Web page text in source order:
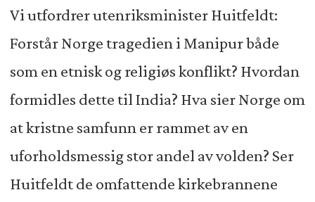
Vi utfordrer utenriksminister Huitfeldt:
Forstår Norge tragedien i Manipur både
som en etnisk og religiøs konflikt? Hvordan
formidles dette til India? Hva sier Norge om
at kristne samfunn er rammet av en
uforholdsmessig stor andel av volden? Ser
Huitfeldt de omfattende kirkebrannene